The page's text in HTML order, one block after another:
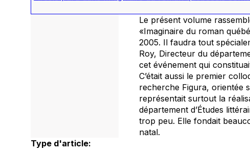
Le présent volume
«Imaginaire du roman
2005. Il faudra tout
Roy, Directeur du
cet événement qui
C’était aussi le premier
recherche Figura, orientée
représentait surtout la
département d’Études
trop peu. Elle fondait
natal.
Type d'article: